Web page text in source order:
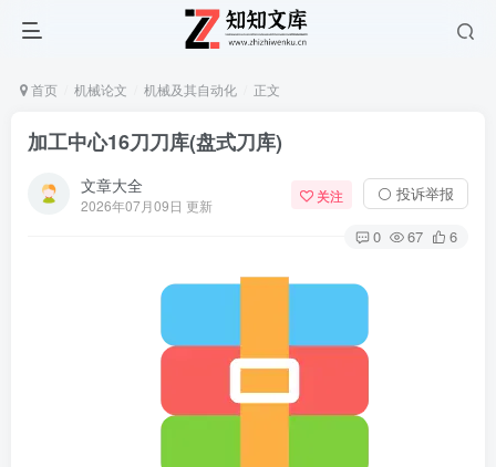
首页 机械论文 机械及其自动化 正文
加工中心16刀刀库(盘式刀库)
文章大全
2026年07月09日 更新
关注 ⚪ 投诉举报
0 67 6